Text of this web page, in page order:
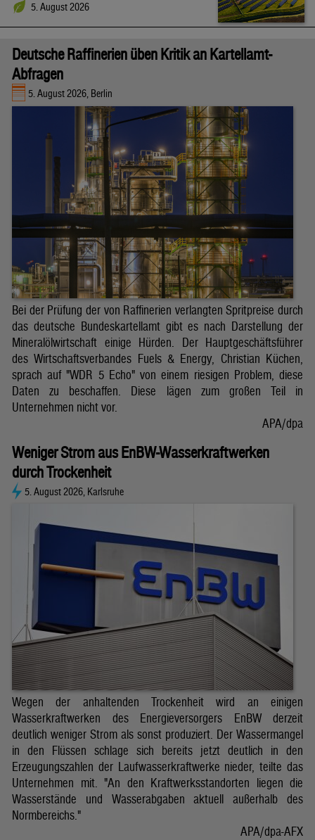
5. August 2026
Deutsche Raffinerien üben Kritik an Kartellamt-
Abfragen
5. August 2026, Berlin
Bei der Prüfung der von Raffinerien verlangten Spritpreise durch
das deutsche Bundeskartellamt gibt es nach Darstellung der
Mineralölwirtschaft einige Hürden. Der Hauptgeschäftsführer
des Wirtschaftsverbandes Fuels & Energy, Christian Küchen,
sprach auf "WDR 5 Echo" von einem riesigen Problem, diese
Daten zu beschaffen. Diese lägen zum großen Teil in
Unternehmen nicht vor.
APA/dpa
Weniger Strom aus EnBW-Wasserkraftwerken
durch Trockenheit
5. August 2026, Karlsruhe
Wegen der anhaltenden Trockenheit wird an einigen
Wasserkraftwerken des Energieversorgers EnBW derzeit
deutlich weniger Strom als sonst produziert. Der Wassermangel
in den Flüssen schlage sich bereits jetzt deutlich in den
Erzeugungszahlen der Laufwasserkraftwerke nieder, teilte das
Unternehmen mit. "An den Kraftwerksstandorten liegen die
Wasserstände und Wasserabgaben aktuell außerhalb des
Normbereichs."
APA/dpa-AFX